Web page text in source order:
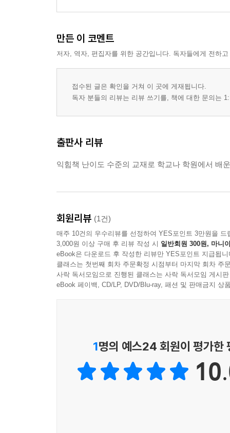
만든 이 코멘트
저자, 역자, 편집자를 위한 공간입니다. 독자들에게 전하
접수된 글은 확인을 거쳐 이 곳에 게재됩니다.
독자 분들의 리뷰는 리뷰 쓰기를, 책에 대한 문의는
출판사 리뷰
익힘책 난이도 수준의 교재로 학교나 학원에서 배
회원리뷰 (1건)
매주 10건의 우수리뷰를 선정하여 YES포인트 3만원을 드
3,000원 이상 구매 후 리뷰 작성 시 일반회원 300원, 마니
eBook은 다운로드 후 작성한 리뷰만 YES포인트 지급됩니
클래스는 첫번째 회차 주문확정 시점부터 마지막 회차 주
사락 독서모임으로 진행된 클래스는 사락 독서모임 게시
eBook 페이백, CD/LP, DVD/Blu-ray, 패션 및 판매금지 상
1명의 예스24 회원이 평가한